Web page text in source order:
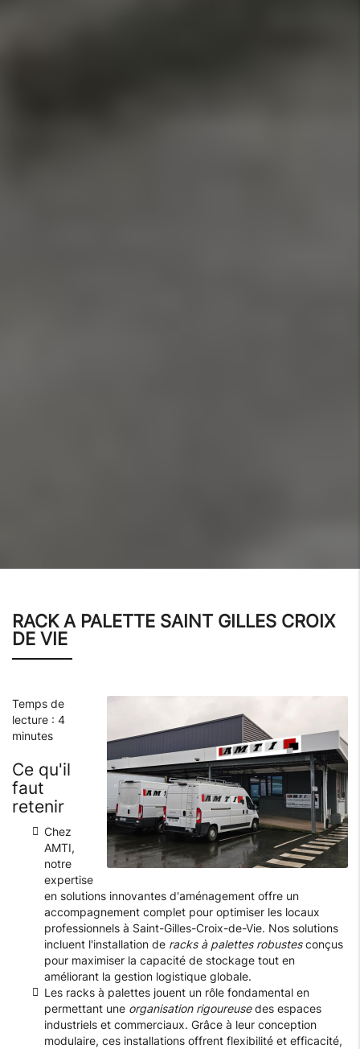
RACK A PALETTE SAINT GILLES CROIX
DE VIE
Temps de
lecture : 4
minutes
Ce qu'il
faut
retenir
Chez
AMTI,
notre
expertise
en solutions innovantes d'aménagement offre un
accompagnement complet pour optimiser les locaux
professionnels à Saint-Gilles-Croix-de-Vie. Nos solutions
incluent l'installation de racks à palettes robustesconçus
pour maximiser la capacité de stockage tout en
améliorant la gestion logistique globale.
Les racks à palettes jouent un rôle fondamental en
permettant une organisation rigoureusedes espaces
industriels et commerciaux. Grâce à leur conception
modulaire, ces installations offrent flexibilité et efficacité,